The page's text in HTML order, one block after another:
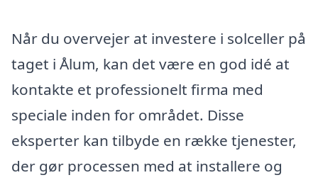
Når du overvejer at investere i solceller på
taget i Ålum, kan det være en god idé at
kontakte et professionelt firma med
speciale inden for området. Disse
eksperter kan tilbyde en række tjenester,
der gør processen med at installere og